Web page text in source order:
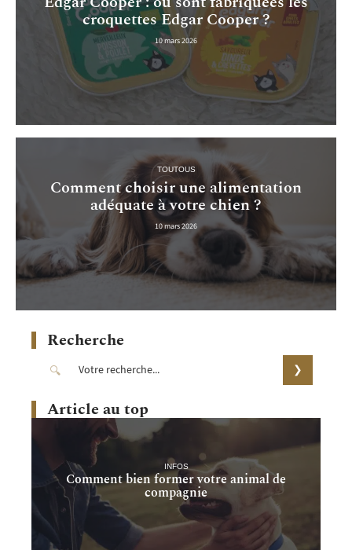
croquettes Edgar Cooper ?
10 mars 2026
TOUTOUS
Comment choisir une alimentation
adéquate à votre chien ?
10 mars 2026
Recherche
Article au top
INFOS
Comment bien former votre animal de
compagnie